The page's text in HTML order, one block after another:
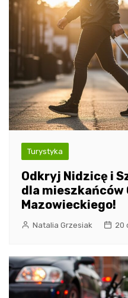
Turystyka
Odkryj Nidzicę i
dla mieszkańców
Mazowieckiego!
Natalia Grzesiak 20